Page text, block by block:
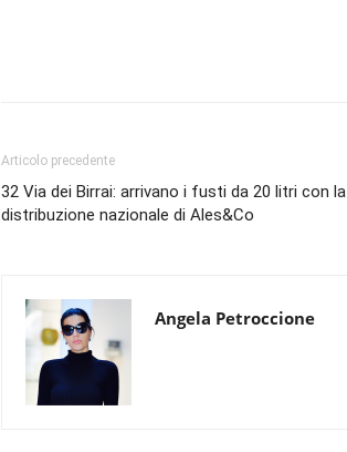
Articolo precedente
32 Via dei Birrai: arrivano i fusti da 20 litri con la
distribuzione nazionale di Ales&Co
Angela Petroccione